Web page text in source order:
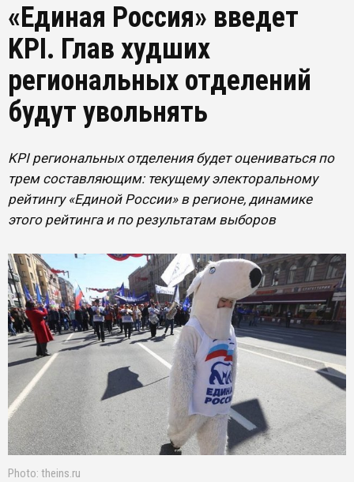
«Единая Россия» введет
KPI. Глав худших
региональных отделений
будут увольнять
KPI региональных отделения будет оцениваться по
трем составляющим: текущему электоральному
рейтингу «Единой России» в регионе, динамике
этого рейтинга и по результатам выборов
Photo: theins.ru